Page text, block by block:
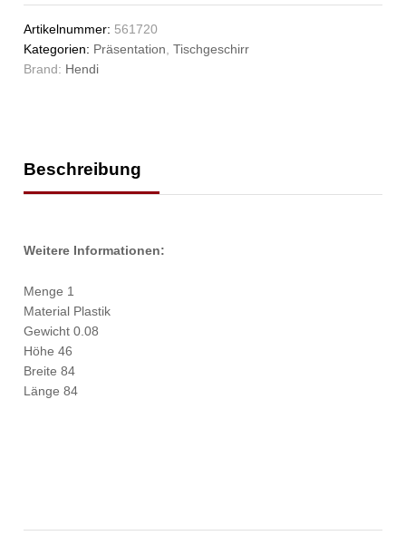
Artikelnummer: 561720
Kategorien: Präsentation ,Tischgeschirr
Brand: Hendi
Beschreibung
Weitere Informationen:
Menge 1
Material Plastik
Gewicht 0.08
Höhe 46
Breite 84
Länge 84